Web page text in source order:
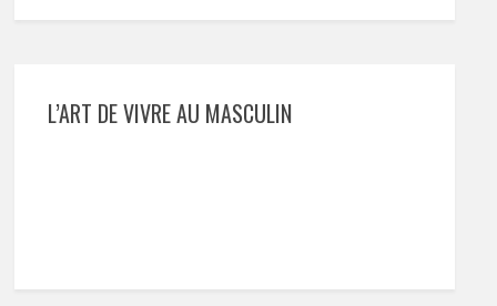
L’ART DE VIVRE AU MASCULIN